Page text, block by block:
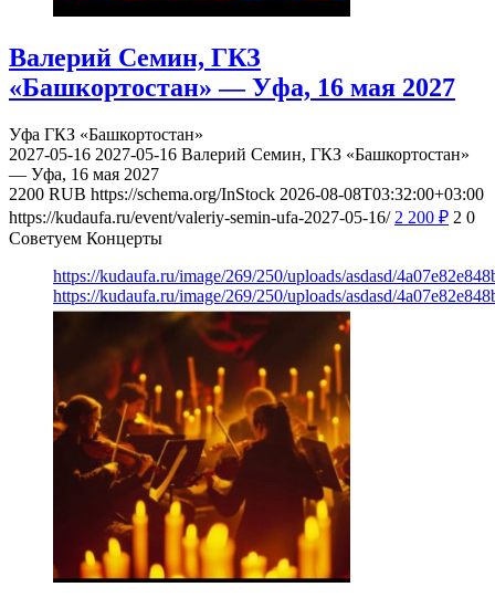
Валерий Семин, ГКЗ
«Башкортостан» — Уфа, 16 мая 2027
Уфа ГКЗ «Башкортостан»
2027-05-16 2027-05-16 Валерий Семин, ГКЗ «Башкортостан»
— Уфа, 16 мая 2027
2200 RUB https://schema.org/InStock 2026-08-08T03:32:00+03:00
https://kudaufa.ru/event/valeriy-semin-ufa-2027-05-16/ 2 200 ₽ 2 0
Советуем Концерты
https://kudaufa.ru/image/269/250/uploads/asdasd/
https://kudaufa.ru/image/269/250/uploads/asdasd/